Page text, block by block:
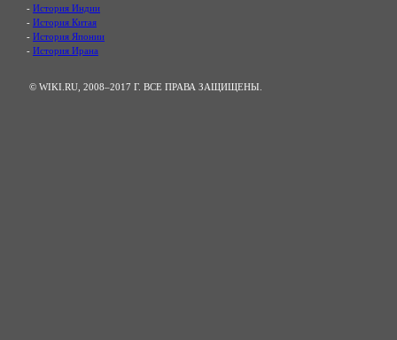
- История Индии
- История Китая
- История Японии
- История Ирана
© WIKI.RU, 2008–2017 Г. ВСЕ ПРАВА ЗАЩИЩЕНЫ.